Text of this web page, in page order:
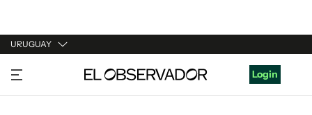
URUGUAY
URUGUAY
ARGENTINA
Login